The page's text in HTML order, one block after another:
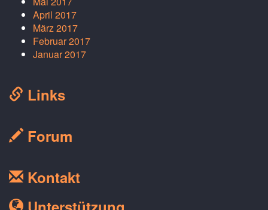
April 2017
März 2017
Februar 2017
Januar 2017
Links
Forum
Kontakt